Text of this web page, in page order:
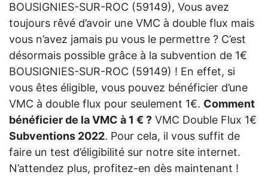
BOUSIGNIES-SUR-ROC (59149), Vous avez
toujours rêvé d’avoir une VMC à double flux mais
vous n’avez jamais pu vous le permettre ? C’est
désormais possible grâce à la subvention de 1€
BOUSIGNIES-SUR-ROC (59149) ! En effet, si
vous êtes éligible, vous pouvez bénéficier d’une
VMC à double flux pour seulement 1€. Comment
bénéficier de la VMC à 1 € ? VMC Double Flux 1€
Subventions 2022. Pour cela, il vous suffit de
faire un test d’éligibilité sur notre site internet.
N’attendez plus, profitez-en dès maintenant !